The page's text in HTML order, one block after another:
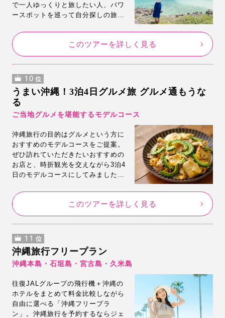
で一人ゆっくりと旅したい人、パワ
ースポットを巡って自分探しの旅が
合った旅行プランもご用意しまし
た。ぜひモデルコース通りに沖縄旅
行を楽しんでください。
このツアーを詳しく見る
10 位
うまい沖縄！3泊4日グルメ旅 グルメ通もうな
る
ご当地グルメを堪能するモデルコース
沖縄旅行の目的はグルメという方に
おすすめのモデルコースをご提案。
ぜひ訪れていただきたいおすすめの
お店と、時折観光を交えながら3泊4
日のモデルコースにしてみました。
ルコース通りの旅行が可能なフリー
プランを掲載していますので、その
まま即予約も可能です。
このツアーを詳しく見る
11 位
沖縄旅行フリープラン
沖縄本島・石垣島・宮古島・久米島
往復JALグループの飛行機＋沖縄の
ホテルをまとめて料金比較しながら
自由に選べる「沖縄フリープラ
ン」。沖縄旅行を予約するならジェ